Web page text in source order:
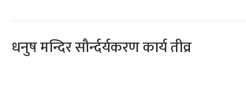
धनुष मन्दिर सौर्न्दर्यकरण कार्य तीव्र